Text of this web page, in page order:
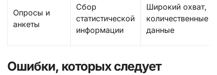
Опросы и
анкеты
Сбор
статистической
информации
Широкий охват,
количественные
данные
Ошибки, которых следует